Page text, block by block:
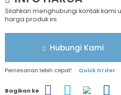
Silahkan menghubungi kontak kami
harga produk ini.
Hubungi Kami
Pemesanan lebih cepat! Quick Order
Bagikan ke